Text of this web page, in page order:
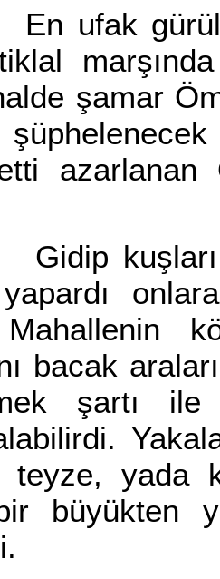
şamar
Mahallenin
bacak
şartı ile
teyze, yada
büyükten